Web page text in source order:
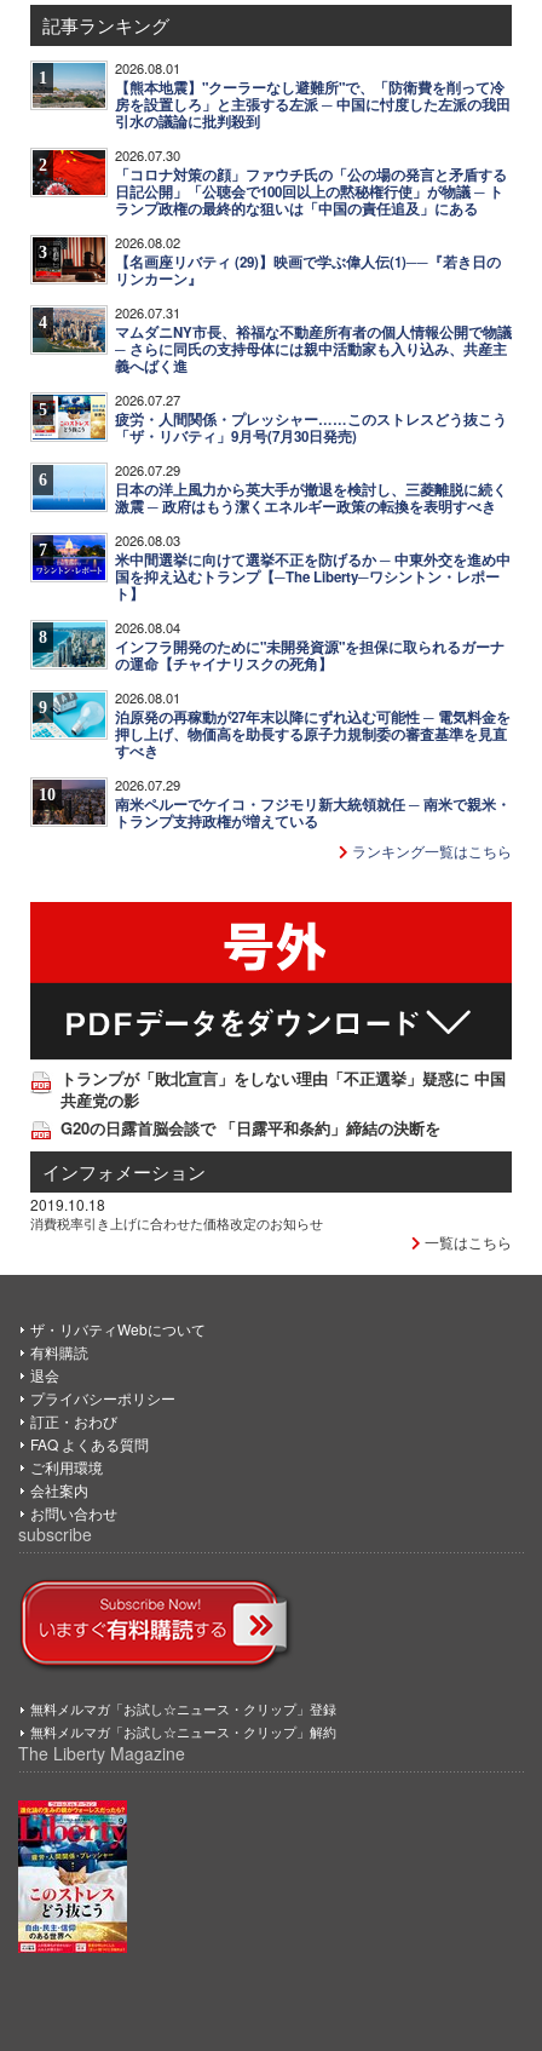
記事ランキング
1 2026.08.01
【熊本地震】"クーラーなし避難所"で、「防衛費を削って冷
房を設置しろ」と主張する左派 ─ 中国に忖度した左派の我田
引水の議論に批判殺到
2 2026.07.30
「コロナ対策の顔」ファウチ氏の「公の場の発言と矛盾する
日記公開」「公聴会で100回以上の黙秘権行使」が物議 ─ ト
ランプ政権の最終的な狙いは「中国の責任追及」にある
3 2026.08.02
【名画座リバティ (29)】映画で学ぶ偉人伝(1)──『若き日の
リンカーン』
4 2026.07.31
マムダニNY市長、裕福な不動産所有者の個人情報公開で物議
─ さらに同氏の支持母体には親中活動家も入り込み、共産主
義へばく進
5 2026.07.27
疲労・人間関係・プレッシャー……このストレスどう抜こう
「ザ・リバティ」9月号(7月30日発売)
6 2026.07.29
日本の洋上風力から英大手が撤退を検討し、三菱離脱に続く
激震 ─ 政府はもう潔くエネルギー政策の転換を表明すべき
7 2026.08.03
米中間選挙に向けて選挙不正を防げるか ─ 中東外交を進め中
国を抑え込むトランプ【─The Liberty─ワシントン・レポー
ト】
8 2026.08.04
インフラ開発のために"未開発資源"を担保に取られるガーナ
の運命【チャイナリスクの死角】
9 2026.08.01
泊原発の再稼動が27年末以降にずれ込む可能性 ─ 電気料金を
押し上げ、物価高を助長する原子力規制委の審査基準を見直
すべき
10 2026.07.29
南米ペルーでケイコ・フジモリ新大統領就任 ─ 南米で親米・
トランプ支持政権が増えている
ランキング一覧はこちら
トランプが「敗北宣言」をしない理由「不正選挙」疑惑に 中国
共産党の影
G20の日露首脳会談で 「日露平和条約」締結の決断を
インフォメーション
2019.10.18
消費税率引き上げに合わせた価格改定のお知らせ
一覧はこちら
ザ・リバティWebについて
有料購読
退会
プライバシーポリシー
訂正・おわび
FAQ よくある質問
ご利用環境
会社案内
お問い合わせ
subscribe
無料メルマガ「お試し☆ニュース・クリップ」登録
無料メルマガ「お試し☆ニュース・クリップ」解約
The Liberty Magazine